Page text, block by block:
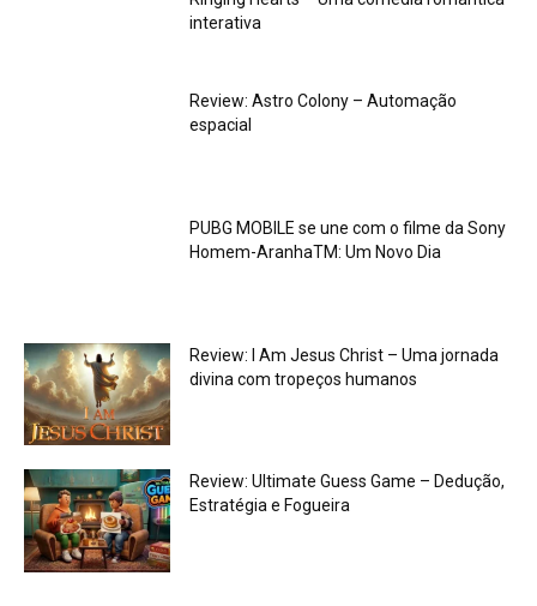
interativa
Review: Astro Colony – Automação
espacial
PUBG MOBILE se une com o filme da Sony
Homem-AranhaTM: Um Novo Dia
Review: I Am Jesus Christ – Uma jornada
divina com tropeços humanos
Review: Ultimate Guess Game – Dedução,
Estratégia e Fogueira